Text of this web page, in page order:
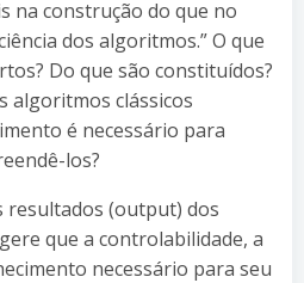
na construção do que no
dos algoritmos.” O que
Do que são constituídos?
algoritmos clássicos
é necessário para
los?
resultados (output) dos
que a controlabilidade, a
necessário para seu